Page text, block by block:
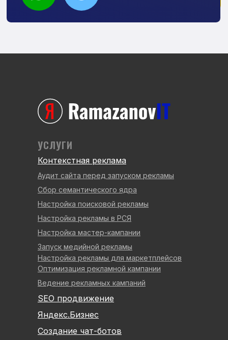
УСЛУГИ
Контекстная реклама
Аудит сайта перед запуском рекламы
Сбор семантического ядра
Настройка поисковой рекламы
Настройка рекламы в РСЯ
Настройка мастер-кампании
Запуск медийной рекламы
Настройка рекламы для маркетплейсов
Оптимизация рекламной кампании
Ведение рекламных кампаний
SEO продвижение
Яндекс.Бизнес
Создание чат-ботов